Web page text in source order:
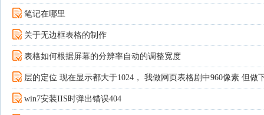
笔记在哪里
关于无边框表格的制作
表格如何根据屏幕的分辨率自动的调整宽度
层的定位 现在显示都大于1024， 我做网页表格剧中960像素 但做
win7安装IIS时弹出错误404